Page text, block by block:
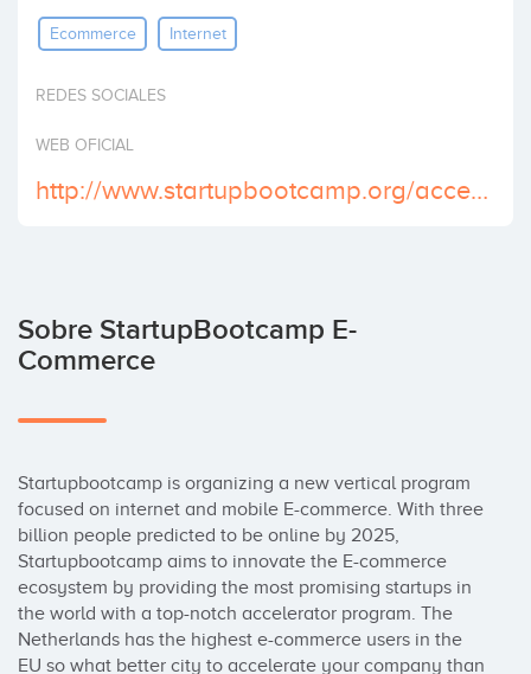
Invertir
Ecommerce Internet
REDES SOCIALES
WEB OFICIAL
http://www.startupbootcamp.org/accelerator/amsterdam.html
Sobre StartupBootcamp E-
Commerce
Startupbootcamp is organizing a new vertical program
focused on internet and mobile E-commerce. With three
billion people predicted to be online by 2025,
Startupbootcamp aims to innovate the E-commerce
ecosystem by providing the most promising startups in
the world with a top-notch accelerator program. The
Netherlands has the highest e-commerce users in the
EU so what better city to accelerate your company than